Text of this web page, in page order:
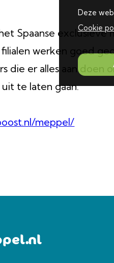
Deze
Cookie
Spaanse exclusieve
filialen werken goed
die er alles aan doen
te laten gaan.
meppel/